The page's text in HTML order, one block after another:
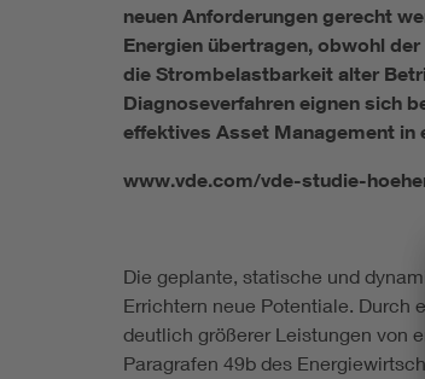
neuen Anforderungen gerecht
Energien übertragen, obwohl
die Strombelastbarkeit alter
Diagnoseverfahren eignen sich
effektives Asset Management
www.vde.com/vde-studie-
Die geplante, statische und
Errichtern neue Potentiale. Durch
deutlich größerer Leistungen von
Paragrafen 49b des